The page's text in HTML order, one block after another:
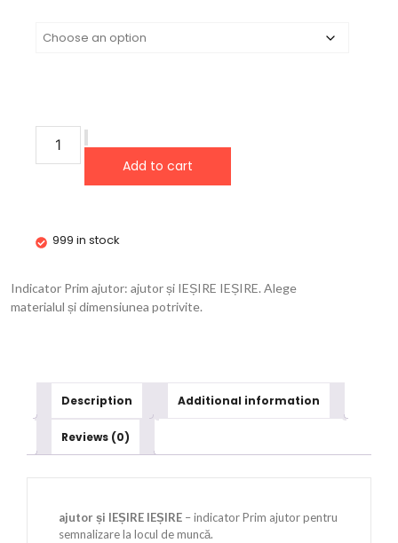
Add to cart
999 in stock
Indicator Prim ajutor: ajutor și IEȘIRE IEȘIRE. Alege
materialul și dimensiunea potrivite.
Description Additional information
Reviews (0)
ajutor și IEȘIRE IEȘIRE – indicator Prim ajutor pentru
semnalizare la locul de muncă.